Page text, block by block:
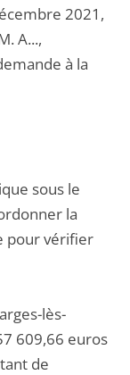
2021,
A...,
à la
sous le
la
pour vérifier
lès-
609,66 euros
de